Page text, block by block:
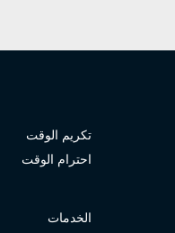
تكريم الوقت
احترام الوقت
الخدمات